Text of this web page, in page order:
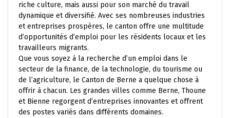
riche culture, mais aussi pour son marché du travail
dynamique et diversifié. Avec ses nombreuses industries
et entreprises prospères, le canton offre une multitude
d’opportunités d’emploi pour les résidents locaux et les
travailleurs migrants.
Que vous soyez à la recherche d’un emploi dans le
secteur de la finance, de la technologie, du tourisme ou
de l’agriculture, le Canton de Berne a quelque chose à
offrir à chacun. Les grandes villes comme Berne, Thoune
et Bienne regorgent d’entreprises innovantes et offrent
des postes variés dans différents domaines.